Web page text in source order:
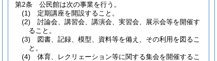
第2条
公民館は次の事業を行う。
(1)
定期講座を開設すること。
(2)
討論会、講習会、講演会、実習会、展示会等を開催す
ること。
(3)
図書、記録、模型、資料等を備え、その利用を図るこ
と。
(4)
体育、レクリェーション等に関する集会を開催するこ